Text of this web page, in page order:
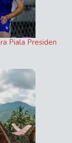
Piala Presiden